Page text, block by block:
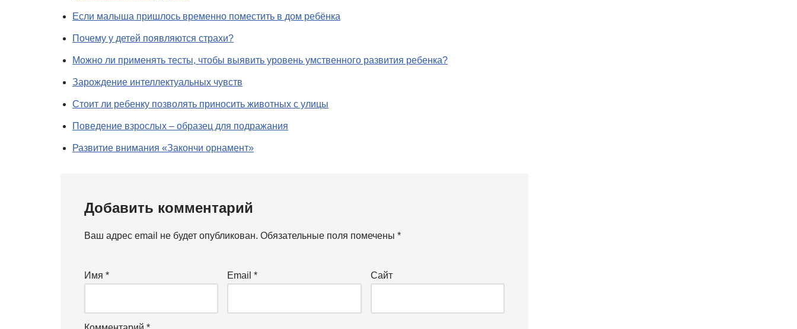
Если малыша пришлось временно поместить в дом ребёнка
Почему у детей появляются страхи?
Можно ли применять тесты, чтобы выявить уровень умственного развития ребенка?
Зарождение интеллектуальных чувств
Стоит ли ребенку позволять приносить животных с улицы
Поведение взрослых – образец для подражания
Развитие внимания «Закончи орнамент»
Добавить комментарий
Ваш адрес email не будет опубликован. Обязательные поля помечены *
Имя * Email* Сайт